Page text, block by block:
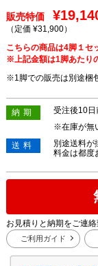
販売特価
（定価 ¥31,900）
こちらの商品は4脚１セ
※上記金額は1脚あたり
※1脚での販売は別途梱
納期
受注後10日
※在庫が無
送料
別途送料が
料金は都度
お見積りと納期をご連
ご利用ガイド